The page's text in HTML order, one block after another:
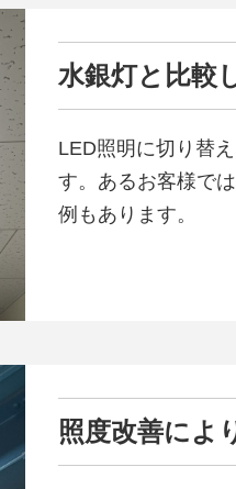
水銀灯と比較
LED照明に切り替
す。あるお客様で
例もあります。
照度改善によ